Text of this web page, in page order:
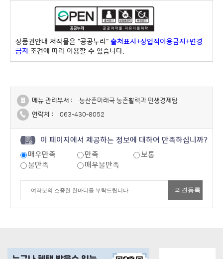
상품권안내 저작물은 "공공누리" 출처표시+상업적이용금지+변경
금지 조건에 따라 이용할 수 있습니다.
메뉴 관리부서 :
농산촌미래국 농촌활력과 민생경제팀
연락처 :
063-430-8052
이 페이지에서 제공하는 정보에 대하여 만족하십니까?
매우만족
만족
보통
불만족
매우불만족